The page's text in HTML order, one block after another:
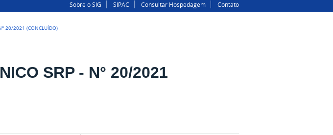
Sobre o SIG SIPAC Consultar Hospedagem Contato
20/2021 (CONCLUÍDO)
SRP - N° 20/2021